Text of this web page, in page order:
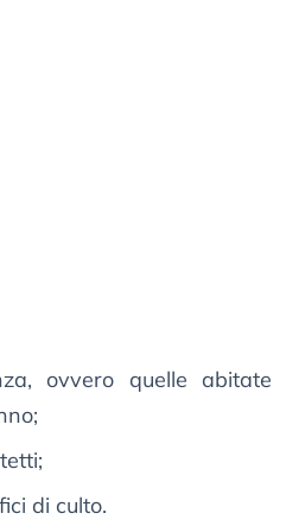
ovvero quelle abitate
di culto.